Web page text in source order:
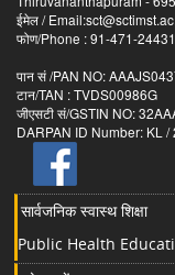
ईमेल /
फोण/Phone : 91-471-
पान सं /PAN NO:
टान/TAN : TVDS00986G
जीएसटी सं/GSTIN NO:
DARPAN ID Number: KL
सार्वजनिक स्वास्थ शिक्षा
Public Health